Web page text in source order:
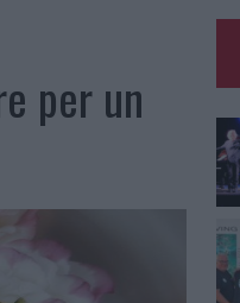
per un